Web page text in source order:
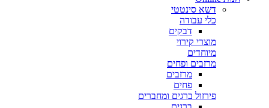
דשא סינטטי
כלי עבודה
דבקים
מוצרי קירוי
מיוחדים
מרזבים ופחים
מרזבים
פחים
פירזול ברגים ומחברים